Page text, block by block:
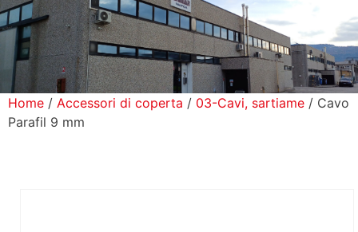
Prodotti
Home / Accessori di coperta / 03-Cavi, sartiame / Cavo
Parafil 9 mm